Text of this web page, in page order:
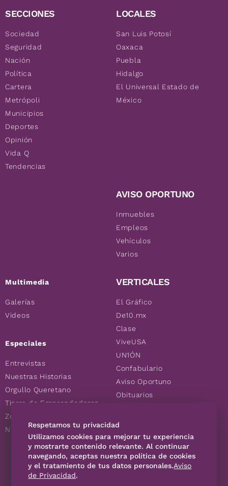
SECCIONES
Sociedad
Seguridad
Nación
Política
Cartera
Metrópoli
Municipios
Deportes
Opinión
Vida Q
Tendencias
Multimedia
Galerías
Videos
Especiales
Entrevistas
Nuestras Historias
Orgullo Queretano
Tierra de Emprendedores
Zoociales
Nuevos Queretanos
LOCALES
San Luis Potosí
Oaxaca
Puebla
Hidalgo
El Universal Estado de
México
AVISO OPORTUNO
Inmuebles
Empleos
Vehículos
Varios
VERTICALES
El Gráfico
De10.mx
Clase
ViveUSA
UN1ÓN
Confabulario
Aviso Oportuno
Obituarios
Consultas
SÍGUENOS
Respetamos tu privacidad
Utilizamos cookies para mejorar tu experiencia
y mostrarte contenido relevante. Al continuar
navegando, aceptas nuestra política de cookies
y el tratamiento de tus datos personales.Aviso
de Privacidad.